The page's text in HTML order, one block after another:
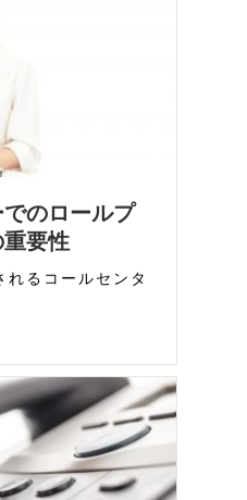
のロールプ
重要性
れるコールセンタ